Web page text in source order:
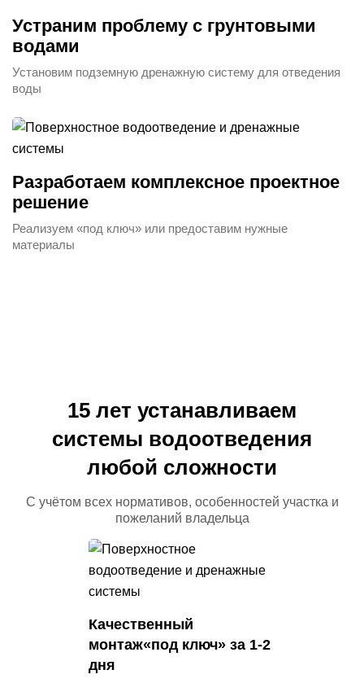
Устраним проблему с грунтовыми
водами
Установим подземную дренажную систему для отведения
воды
Разработаем комплексное проектное
решение
Реализуем «под ключ» или предоставим нужные
материалы
15 лет устанавливаем
системы водоотведения
любой сложности
С учётом всех нормативов, особенностей участка и
пожеланий владельца
Качественный
монтаж«под ключ» за 1-2
дня